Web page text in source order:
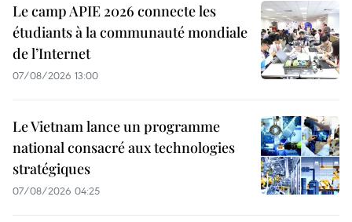
Le camp APIE 2026 connecte les
étudiants à la communauté mondiale
de l’Internet
07/08/2026 13:00
Le Vietnam lance un programme
national consacré aux technologies
stratégiques
07/08/2026 04:25